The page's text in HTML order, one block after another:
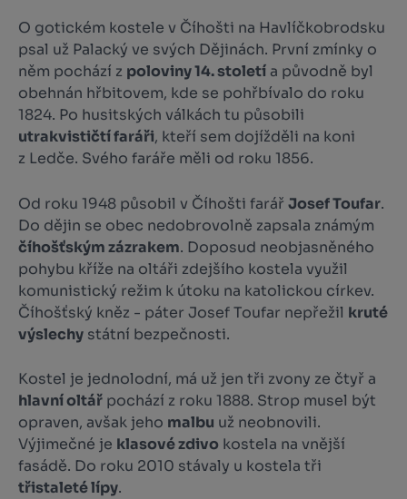
O gotickém kostele v Číhošti na Havlíčkobrodsku
psal už Palacký ve svých Dějinách. První zmínky o
něm pochází z poloviny 14. století a původně byl
obehnán hřbitovem, kde se pohřbívalo do roku
1824. Po husitských válkách tu působili
utrakvističtí faráři, kteří sem dojížděli na koni
z Ledče. Svého faráře měli od roku 1856.
Od roku 1948 působil v Číhošti farář Josef Toufar.
Do dějin se obec nedobrovolně zapsala známým
číhošťským zázrakem. Doposud neobjasněného
pohybu kříže na oltáři zdejšího kostela využil
komunistický režim k útoku na katolickou církev.
Číhošťský kněz - páter Josef Toufar nepřežil kruté
výslechy státní bezpečnosti.
Kostel je jednolodní, má už jen tři zvony ze čtyř a
hlavní oltář pochází z roku 1888. Strop musel být
opraven, avšak jeho malbu už neobnovili.
Výjimečné je klasové zdivo kostela na vnější
fasádě. Do roku 2010 stávaly u kostela tři
třistaleté lípy.